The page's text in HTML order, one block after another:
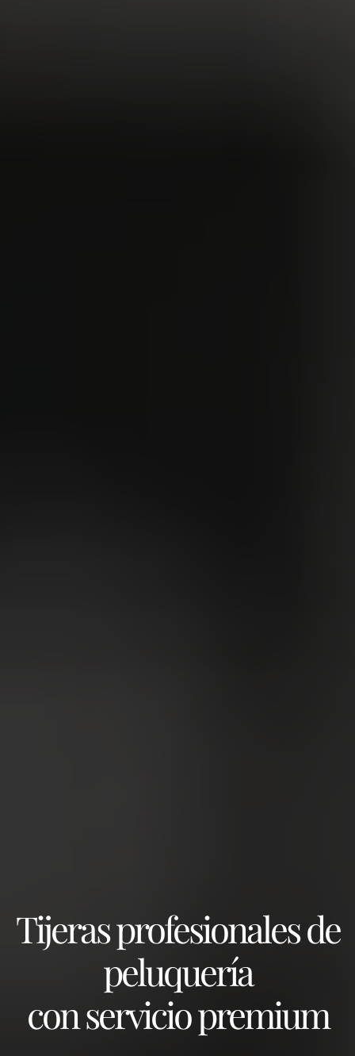
Tijeras profesionales de
peluquería
con servicio premium